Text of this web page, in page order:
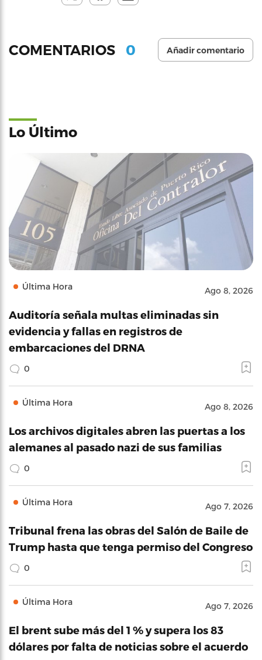
COMENTARIOS 0 Añadir comentario
Lo Último
Última Hora Ago 8, 2026
Auditoría señala multas eliminadas sin
evidencia y fallas en registros de
embarcaciones del DRNA
0
Última Hora Ago 8, 2026
Los archivos digitales abren las puertas a los
alemanes al pasado nazi de sus familias
0
Última Hora Ago 7, 2026
Tribunal frena las obras del Salón de Baile de
Trump hasta que tenga permiso del Congreso
0
Última Hora Ago 7, 2026
El brent sube más del 1 % y supera los 83
dólares por falta de noticias sobre el acuerdo